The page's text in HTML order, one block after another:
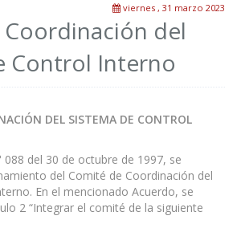
viernes , 31 marzo 2023
del
Control Interno
DEL SISTEMA DE CONTROL
088 del 30 de octubre de 1997, se
del Comité de Coordinación del
En el mencionado Acuerdo, se
2 “Integrar el comité de la siguiente